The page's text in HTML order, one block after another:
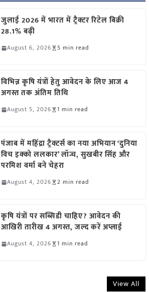
जुलाई 2026 में भारत में ट्रैक्टर रिटेल बिक्री
28.1% बढ़ी
August 6, 2026 5 min read
विभिन्न कृषि यंत्रों हेतु आवेदन के लिए आज 4
अगस्त तक अंतिम तिथि
August 5, 2026 1 min read
पंजाब में महिंद्रा ट्रैक्टर्स का नया अभियान ‘दुनिया
विच इक्को ललकार’ लॉन्च, सुखबीर सिंह और
परमिश वर्मा बने चेहरा
August 4, 2026 2 min read
कृषि यंत्रों पर सब्सिडी चाहिए? आवेदन की
आखिरी तारीख 4 अगस्त, जल्द करें अप्लाई
August 4, 2026 1 min read
View All